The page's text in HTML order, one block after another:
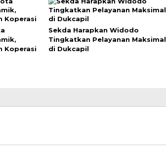
Koperasi
Sekda Harapkan Widodo
Tingkatkan Pelayanan Maksimal
di Dukcapil